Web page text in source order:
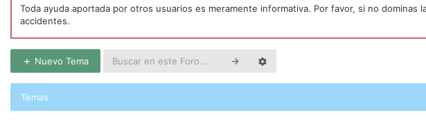
Toda ayuda aportada por otros usuarios es meramente informativa. Por favor, si no dominas
accidentes.
Nuevo Tema
Temas